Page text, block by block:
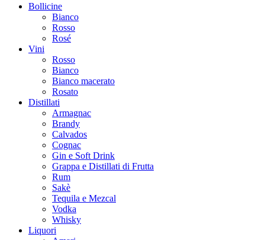
Bollicine
Bianco
Rosso
Rosé
Vini
Rosso
Bianco
Bianco macerato
Rosato
Distillati
Armagnac
Brandy
Calvados
Cognac
Gin e Soft Drink
Grappa e Distillati di Frutta
Rum
Sakè
Tequila e Mezcal
Vodka
Whisky
Liquori